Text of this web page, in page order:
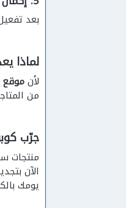
بعد
لماذا
لأنموقع
من
جرّب
منتجات
الآن
يومك